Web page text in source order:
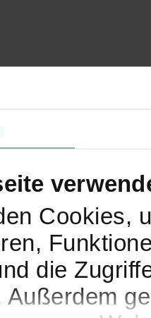
Cookies,
die
Außerdem